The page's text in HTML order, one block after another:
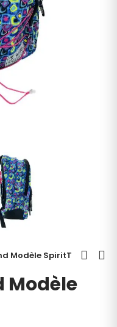
Modèle SpiritT
Modèle